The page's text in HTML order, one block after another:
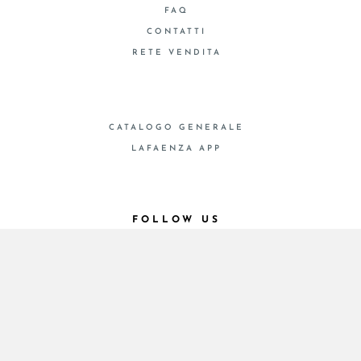
FAQ
CONTATTI
RETE VENDITA
CATALOGO GENERALE
LAFAENZA APP
FOLLOW US